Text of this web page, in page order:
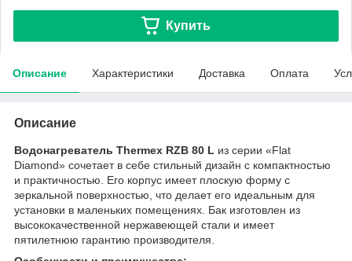
Купить
Описание Характеристики Доставка Оплата
Описание
Водонагреватель Thermex RZB 80 L из серии «Flat
Diamond» сочетает в себе стильный дизайн с компактностью
и практичностью. Его корпус имеет плоскую форму с
зеркальной поверхностью, что делает его идеальным для
установки в маленьких помещениях. Бак изготовлен из
высококачественной нержавеющей стали и имеет
пятилетнюю гарантию производителя.